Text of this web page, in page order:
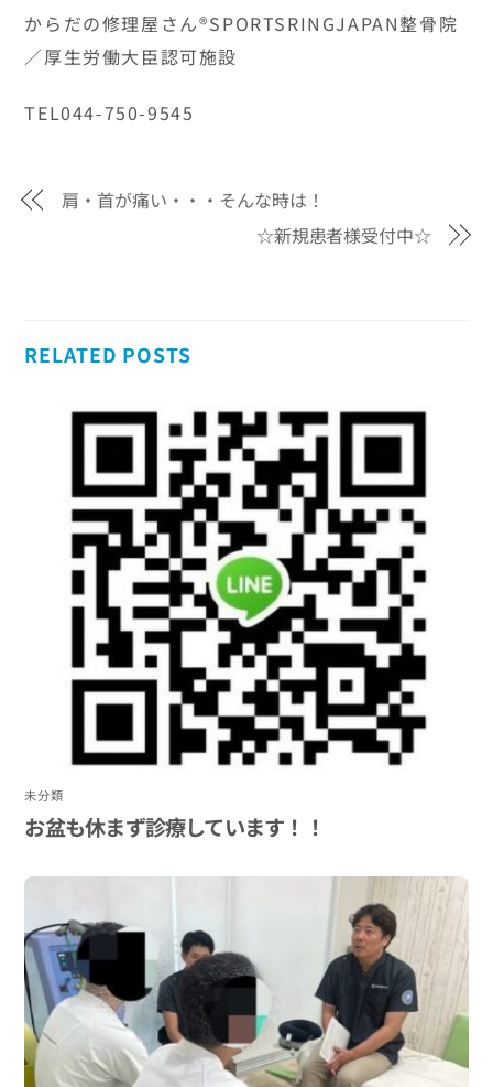
からだの修理屋さん®SPORTSRINGJAPAN整骨院
／厚生労働大臣認可施設
TEL044-750-9545
肩・首が痛い・・・そんな時は！
☆新規患者様受付中☆
RELATED POSTS
未分類
お盆も休まず診療しています！！